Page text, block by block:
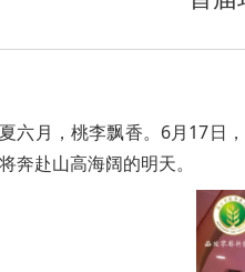
六月，桃李飘香。6月17日
奔赴山高海阔的明天。